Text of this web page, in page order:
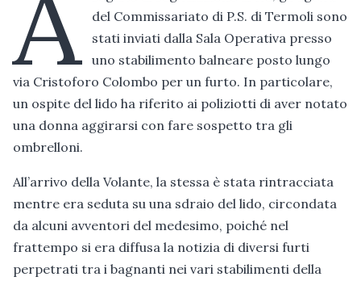
del Commissariato di P.S. di Termoli sono
stati inviati dalla Sala Operativa presso
uno stabilimento balneare posto lungo
via Cristoforo Colombo per un furto. In particolare,
un ospite del lido ha riferito ai poliziotti di aver notato
una donna aggirarsi con fare sospetto tra gli
ombrelloni.
All’arrivo della Volante, la stessa è stata rintracciata
mentre era seduta su una sdraio del lido, circondata
da alcuni avventori del medesimo, poiché nel
frattempo si era diffusa la notizia di diversi furti
perpetrati tra i bagnanti nei vari stabilimenti della